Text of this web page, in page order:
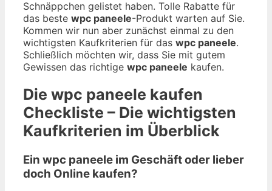
Schnäppchen gelistet haben. Tolle Rabatte für
das beste wpc paneele-Produkt warten auf Sie.
Kommen wir nun aber zunächst einmal zu den
wichtigsten Kaufkriterien für das wpc paneele.
Schließlich möchten wir, dass Sie mit gutem
Gewissen das richtige wpc paneele kaufen.
Die wpc paneele kaufen
Checkliste – Die wichtigsten
Kaufkriterien im Überblick
Ein wpc paneele im Geschäft oder lieber
doch Online kaufen?